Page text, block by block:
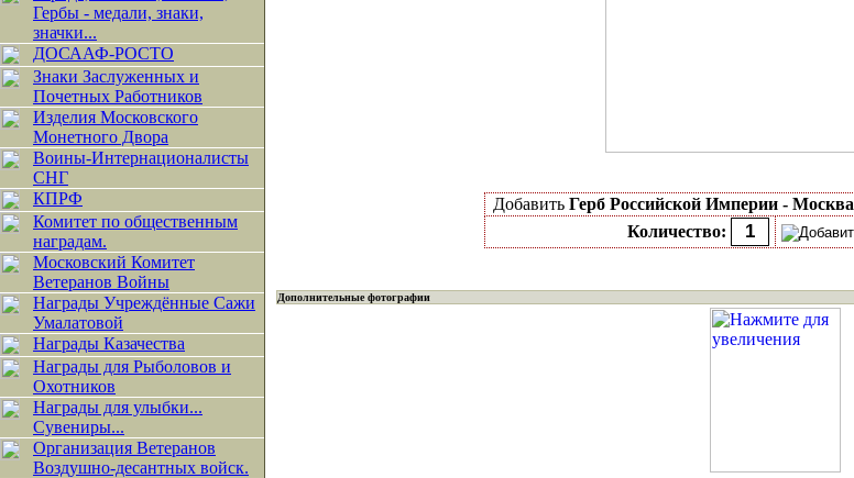
Гербы - медали, знаки,
значки...
ДОСААФ-РОСТО
Знаки Заслуженных и
Почетных Работников
Изделия Московского
Монетного Двора
Воины-Интернационалисты
СНГ
КПРФ
Комитет по общественным
наградам.
Московский Комитет
Ветеранов Войны
Награды Учреждённые Сажи
Умалатовой
Награды Казачества
Награды для Рыболовов и
Охотников
Награды для улыбки...
Сувениры...
Организация Ветеранов
Воздушно-десантных войск.
Добавить Герб Российской Империи - Москва
Количество:
Дополнительные фотографии